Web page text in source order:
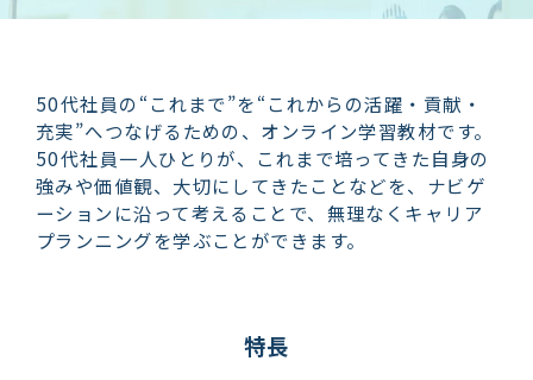
50代社員の“これまで”を“これからの活躍・貢献・
充実”へつなげるための、オンライン学習教材です。
50代社員一人ひとりが、これまで培ってきた自身の
強みや価値観、大切にしてきたことなどを、ナビゲ
ーションに沿って考えることで、無理なくキャリア
プランニングを学ぶことができます。
特長